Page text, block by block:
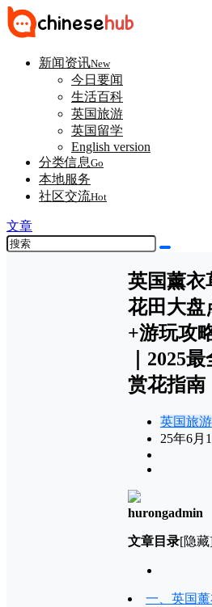
新闻资讯New
今日要闻
生活百科
英国旅游
英国留学
English version
分类信息Go
本地服务
社区交流Hot
文章
英国薰衣
花田大盘
+游玩攻
｜2025
赏花指南
英国旅游
25年6月
hurongadmin
文章目录[隐
一、英国薰